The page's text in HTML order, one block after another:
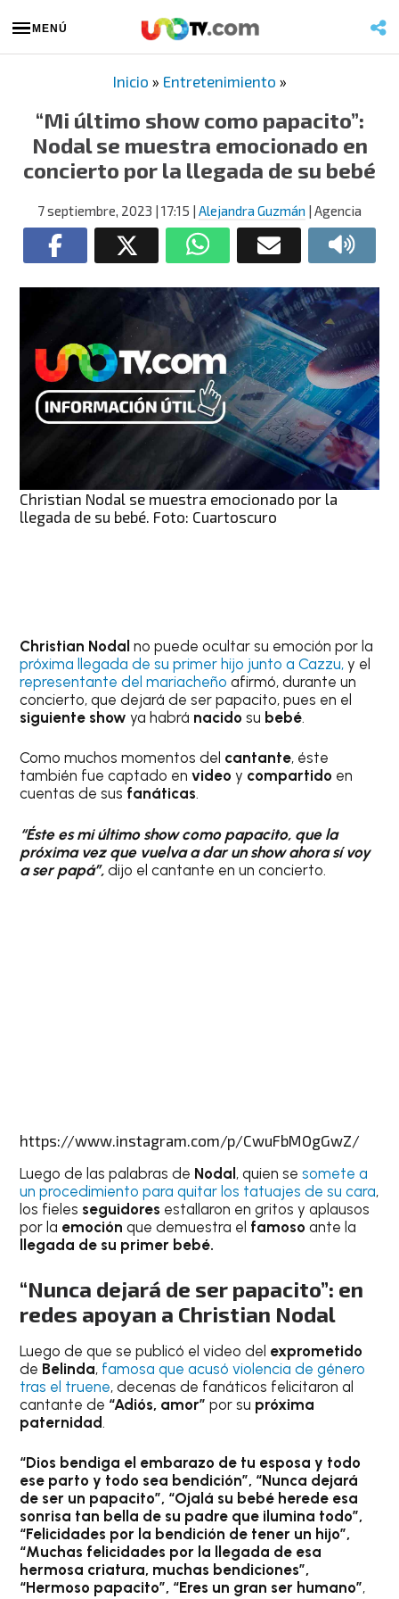
MENÚ
Inicio » Entretenimiento »
“Mi último show como papacito”:
Nodal se muestra emocionado en
concierto por la llegada de su bebé
7 septiembre, 2023 | 17:15 | Alejandra Guzmán | Agencia
Christian Nodal se muestra emocionado por la
llegada de su bebé. Foto: Cuartoscuro
Christian Nodal no puede ocultar su emoción por la
próxima llegada de su primer hijo junto a Cazzu, y el
representante del mariacheño afirmó, durante un
concierto, que dejará de ser papacito, pues en el
siguiente showya habrá nacidosu bebé.
Como muchos momentos del cantante, éste
también fue captado envideoy compartido en
cuentas de sus fanáticas.
“Éste es mi último show como papacito, que la
próxima vez que vuelva a dar un show ahora sí voy
a ser papá”, dijo el cantante en un concierto.
https://www.instagram.com/p/CwuFbMOgGwZ/
Luego de las palabras de Nodal , quien se somete a
un procedimiento para quitar los tatuajes de su cara,
los fieles seguidores estallaron en gritos y aplausos
por la emociónque demuestra el famosoante la
llegada de su primer bebé.
“Nunca dejará de ser papacito”: en
redes apoyan a Christian Nodal
Luego de que se publicó el video del exprometido
de Belinda, famosa que acusó violencia de género
tras el truene, decenas de fanáticos felicitaron al
cantante de “Adiós, amor”por su próxima
paternidad.
“Dios bendiga el embarazo de tu esposa y todo
ese parto y todo sea bendición”, “Nunca dejará
de ser un papacito”, “Ojalá su bebé herede esa
sonrisa tan bella de su padre que ilumina todo”,
“Felicidades por la bendición de tener un hijo”,
“Muchas felicidades por la llegada de esa
hermosa criatura, muchas bendiciones”,
“Hermoso papacito”, “Eres un gran ser humano”,